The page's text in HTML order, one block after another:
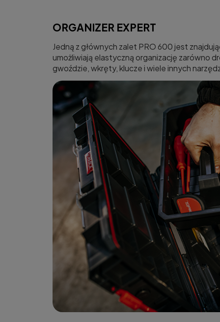
ORGANIZER EXPERT
Jedną z głównych zalet PRO 600 jest
umożliwiają elastyczną organizację zarówno
gwoździe, wkręty, klucze i wiele innych